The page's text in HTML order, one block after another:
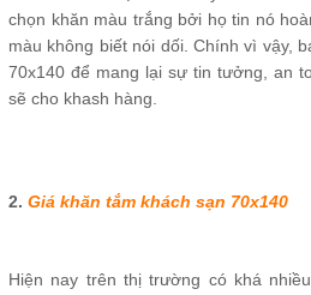
chọn khăn màu trắng bởi họ tin nó
màu không biết nói dối. Chính vì vậy,
70x140 để mang lại sự tin tưởng, an
sẽ cho khash hàng.
2. Giá khăn tắm khách sạn 70x140
Hiện nay trên thị trường có khá